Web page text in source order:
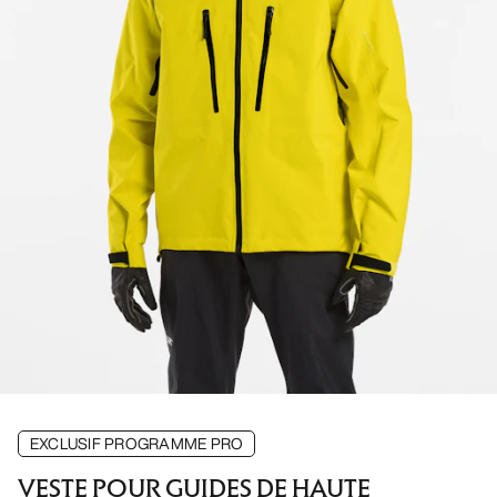
EXCLUSIF PROGRAMME PRO
VESTE POUR GUIDES DE HAUTE